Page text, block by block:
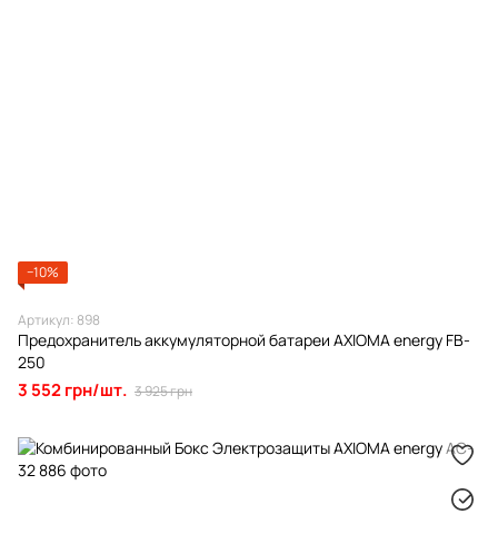
−10%
Артикул: 898
Предохранитель аккумуляторной батареи AXIOMA energy FB-
250
3 552 грн/шт. 3 925 грн